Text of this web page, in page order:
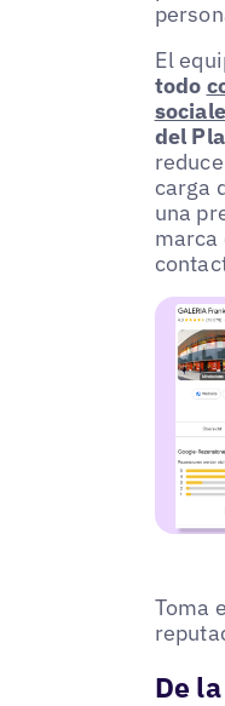
El
todo
del
carga
una
marca
Toma
De